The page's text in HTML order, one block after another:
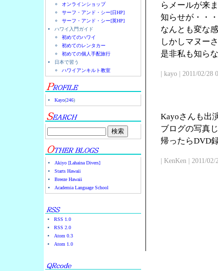
オンラインショップ
サーフ・アンド・シー[日HP]
サーフ・アンド・シー[英HP]
ハワイ入門ガイド
初めてのハワイ
初めてのレンタカー
初めての個人手配旅行
日本で習う
ハワイアンキルト教室
Kayo(246)
Akiyo [Lahaina Divers]
Starts Hawaii
Breeze Hawaii
Academia Language School
RSS 1.0
RSS 2.0
Atom 0.3
Atom 1.0
らメールが来
知らせが・・・
なんとも変な
しかしマヌー
是非私も知ら
| kayo | 2011/02/28
Kayoさんも出
ブログの写真
帰ったらDVD
| KenKen | 2011/